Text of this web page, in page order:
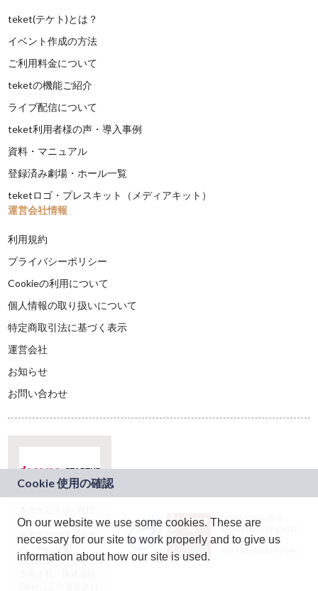
teket(テケト)とは？
イベント作成の方法
ご利用料金について
teketの機能ご紹介
ライブ配信について
teket利用者様の声・導入事例
資料・マニュアル
登録済み劇場・ホール一覧
teketロゴ・プレスキット（メディアキット）
運営会社情報
利用規約
プライバシーポリシー
Cookieの利用について
個人情報の取り扱いについて
特定商取引法に基づく表示
運営会社
お知らせ
お問い合わせ
ドコモグループの新
規事業創出プログラ
ム「docomo
STARTUP」を通じて
JASRAC許諾番号：
9024936001Y45037
JASRAC許諾番号：
On our website we use some cookies. These are
necessary for our site to work properly and to give us
information about how our site is used.